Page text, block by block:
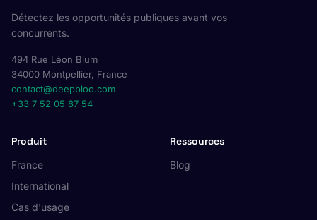
Détectez les opportunités publiques avant vos
concurrents.
494 Rue Léon Blum
34000 Montpellier, France
contact@deepbloo.com
+33 7 52 05 87 54
Produit
France
International
Cas d'usage
Ressources
Blog